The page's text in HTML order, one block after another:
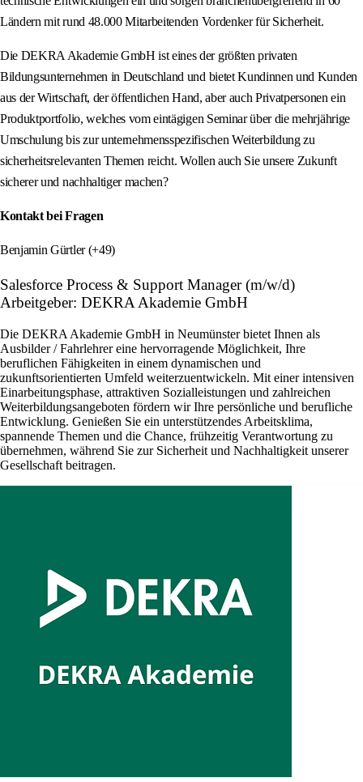
Ländern mit rund 48.000 Mitarbeitenden Vordenker für Sicherheit.
Die DEKRA Akademie GmbH ist eines der größten privaten
Bildungsunternehmen in Deutschland und bietet Kundinnen und Kunden
aus der Wirtschaft, der öffentlichen Hand, aber auch Privatpersonen ein
Produktportfolio, welches vom eintägigen Seminar über die mehrjährige
Umschulung bis zur unternehmensspezifischen Weiterbildung zu
sicherheitsrelevanten Themen reicht. Wollen auch Sie unsere Zukunft
sicherer und nachhaltiger machen?
Kontakt bei Fragen
Benjamin Gürtler (+49)
Salesforce Process & Support Manager (m/w/d)
Arbeitgeber: DEKRA Akademie GmbH
Die DEKRA Akademie GmbH in Neumünster bietet Ihnen als
Ausbilder / Fahrlehrer eine hervorragende Möglichkeit, Ihre
beruflichen Fähigkeiten in einem dynamischen und
zukunftsorientierten Umfeld weiterzuentwickeln. Mit einer intensiven
Einarbeitungsphase, attraktiven Sozialleistungen und zahlreichen
Weiterbildungsangeboten fördern wir Ihre persönliche und berufliche
Entwicklung. Genießen Sie ein unterstützendes Arbeitsklima,
spannende Themen und die Chance, frühzeitig Verantwortung zu
übernehmen, während Sie zur Sicherheit und Nachhaltigkeit unserer
Gesellschaft beitragen.